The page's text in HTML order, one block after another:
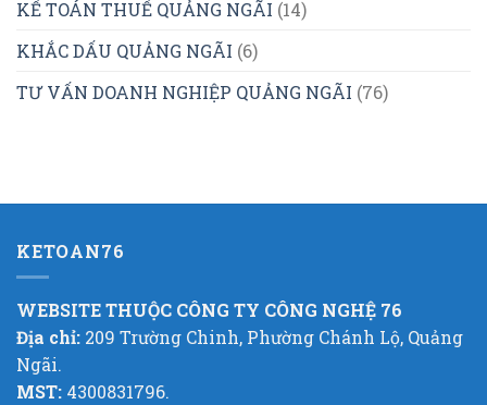
KẾ TOÁN THUẾ QUẢNG NGÃI (14)
KHẮC DẤU QUẢNG NGÃI (6)
TƯ VẤN DOANH NGHIỆP QUẢNG NGÃI (76)
KETOAN76
WEBSITE THUỘC CÔNG TY CÔNG NGHỆ 76
Địa chỉ: 209 Trường Chinh, Phường Chánh Lộ, Quảng
Ngãi.
MST: 4300831796.